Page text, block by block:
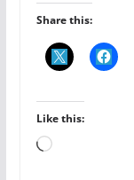
Share this:
Like this:
L